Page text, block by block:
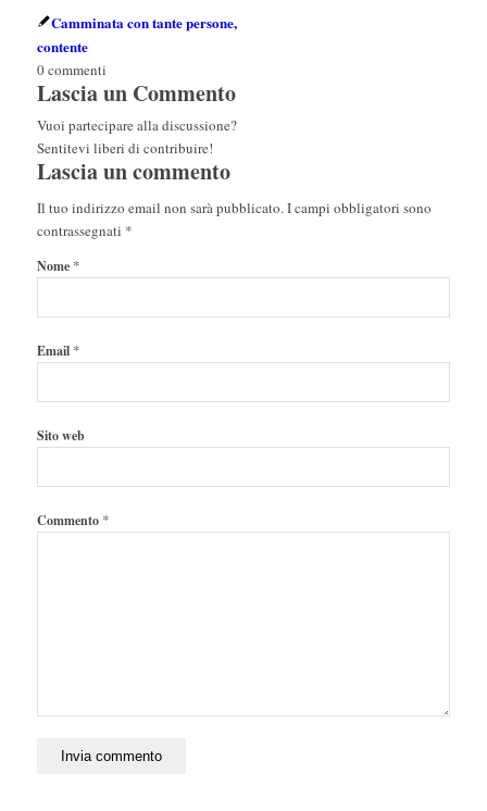
Camminata con tante persone,
contente
0commenti
Lascia un Commento
Vuoi partecipare alla discussione?
Sentitevi liberi di contribuire!
Lascia un commento
Il tuo indirizzo email non sarà pubblicato.I campi obbligatori sono
contrassegnati *
Nome *
Email *
Sito web
Commento *